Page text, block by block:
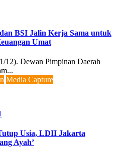
BSI Jalin Kerja Sama untuk
Umat
Dewan Pimpinan Daerah
Media Capture
Usia, LDII Jakarta
Ayah’